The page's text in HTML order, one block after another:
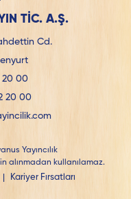
TİC. A.Ş.
Cd.
20 00
20 00
Yayıncılık
alınmadan kullanılamaz.
Kariyer Fırsatları